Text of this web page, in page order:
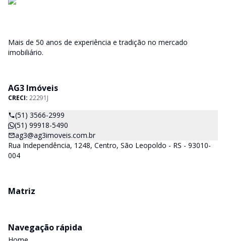
Mais de 50 anos de experiência e tradição no mercado
imobiliário.
AG3 Imóveis
CRECI: 22291J
(51) 3566-2999
(51) 99918-5490
ag3@ag3imoveis.com.br
Rua Independência, 1248, Centro, São Leopoldo - RS - 93010-
004
Matriz
Navegação rápida